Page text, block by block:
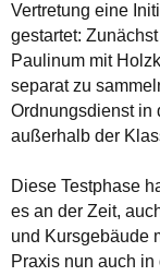
Vertretung eine
gestartet:
Paulinum mit
separat zu
Ordnungsdienst in
außerhalb der
Diese Testphase
es an der Zeit,
und Kursgebäude
Praxis nun auch